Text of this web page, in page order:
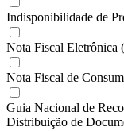
Indisponibilidade de
Nota Fiscal Eletrônica
Nota Fiscal de
Guia Nacional de
Distribuição de